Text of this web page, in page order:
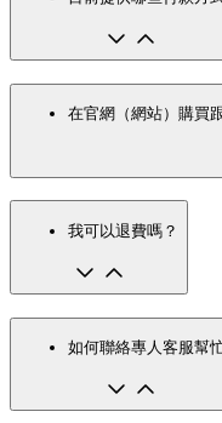
在官網（網站）購買
我可以退費嗎？
如何聯絡專人客服幫